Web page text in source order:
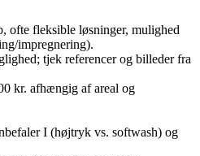
ofte fleksible løsninger, mulighed
impregnering).
tjek referencer og billeder fra
kr. afhængig af areal og
I (højtryk vs. softwash) og